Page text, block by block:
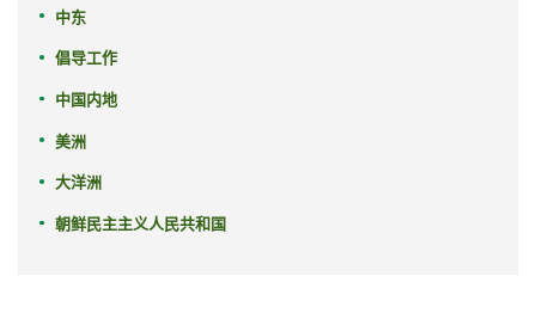
中东
倡导工作
中国内地
美洲
大洋洲
朝鲜民主主义人民共和国